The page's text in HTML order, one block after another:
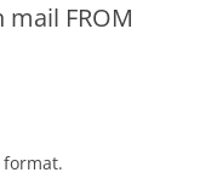
mail FROM